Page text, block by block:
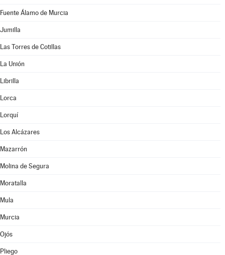
Fuente Álamo de Murcia
Jumilla
Las Torres de Cotillas
La Unión
Librilla
Lorca
Lorquí
Los Alcázares
Mazarrón
Molina de Segura
Moratalla
Mula
Murcia
Ojós
Pliego